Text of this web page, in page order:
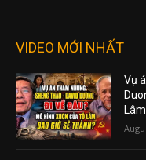
VIDEO MỚI NHẤT
Vụ